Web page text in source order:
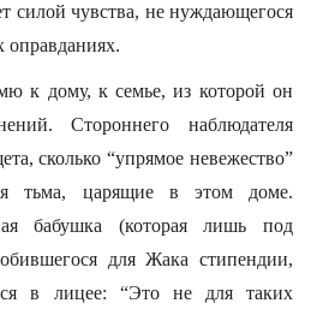
силой чувства, не нуждающегося
оправданиях.
к дому, к семье, из которой он
Стороннего наблюдателя
сколько “упрямое невежество”
тьма, царящие в этом доме.
бабушка (которая лишь под
для Жака стипендии,
в лицее: “Это не для таких